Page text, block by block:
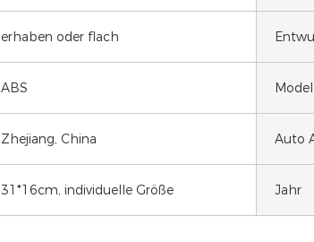
erhaben oder flach
ABS
Zhejiang, China Auto
31*16cm, individuelle Größe Jahr